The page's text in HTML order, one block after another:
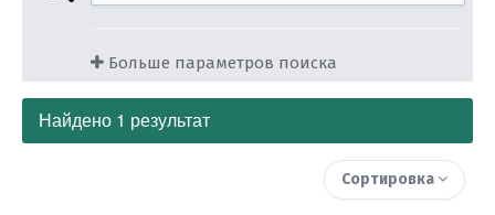
Больше параметров поиска
Найдено 1 результат
Сортировка